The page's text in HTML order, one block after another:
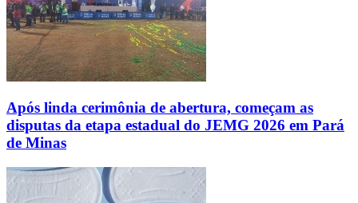
Após linda cerimônia de abertura, começam as
disputas da etapa estadual do JEMG 2026 em Pará
de Minas